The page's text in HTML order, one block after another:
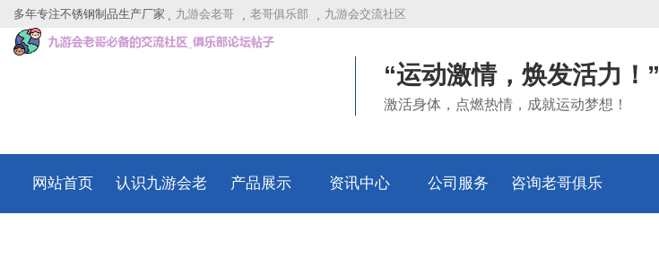
多年专注不锈钢制品生产厂家 九游会老哥 老哥俱乐部 九游会交流社区
“运动激情，焕发活力！”
激活身体，点燃热情，成就运动梦想！
网站首页 认识九游会老 产品展示 资讯中心 公司服务 咨询老哥俱乐